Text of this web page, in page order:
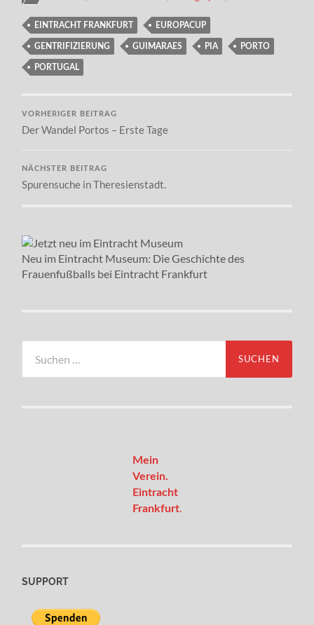
EINTRACHT FRANKFURT EUROPACUP
GENTRIFIZIERUNG GUIMARAES PIA PORTO
PORTUGAL
VORHERIGER BEITRAG
Der Wandel Portos – Erste Tage
NÄCHSTER BEITRAG
Spurensuche in Theresienstadt.
Neu im Eintracht Museum: Die Geschichte des
Frauenfußballs bei Eintracht Frankfurt
nach:
Mein
Verein.
Eintracht
Frankfurt.
SUPPORT